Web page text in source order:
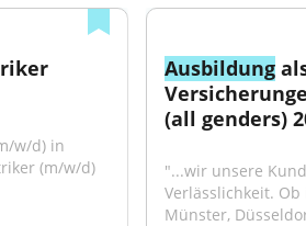
w/d) in
(m/w/d)
Ausbildung
(all genders)
"...wir unsere
Verlässlichkeit.
Münster,